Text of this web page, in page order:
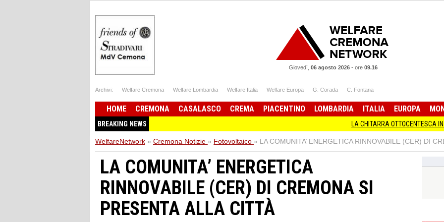
Giovedì, 06 agosto 2026- ore 09.16
Archivi: Welfare Cremona Welfare Lombardia Welfare Italia Welfare Europa G. Corada C. Fontana
HOME CREMONA CASALASCO CREMA PIACENTINO LOMBARDIA ITALIA EUROPA
BREAKING NEWS LA CHITARRA OTTOCENTESCA IN MOSTRA A
WelfareNetwork » Cremona Notizie » Fotovoltaico » LA COMUNITA’ ENERGETICA RINNOVABILE (CER) DI
LA COMUNITA’ ENERGETICA
RINNOVABILE (CER) DI CREMONA SI
PRESENTA ALLA CITTÀ